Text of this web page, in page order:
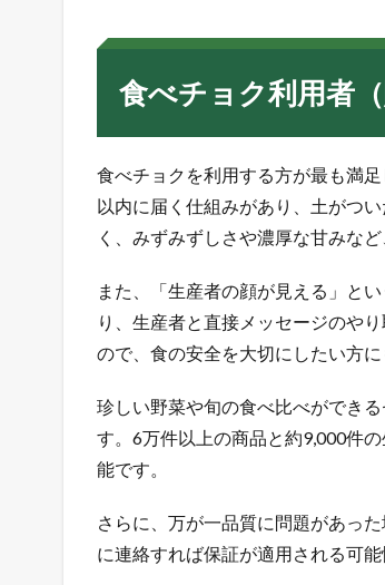
（
者
の
メ
ッ
ト
2
べ
チ
ョ
用
者
（
食べチョク利用者
食べチョクを利用する方が最も満
以内に届く仕組みがあり、土がつ
く、みずみずしさや濃厚な甘みな
また、「生産者の顔が見える」と
り、生産者と直接メッセージのや
ので、食の安全を大切にしたい方に
珍しい野菜や旬の食べ比べができ
す。6万件以上の商品と約9,000件
能です。
さらに、万が一品質に問題があっ
に連絡すれば保証が適用される可